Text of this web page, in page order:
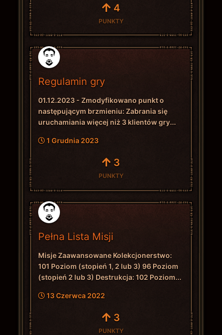
4
PUNKTY
Regulamin gry
01.12.2023 - Zmodyfikowano punkt o
następującym brzmieniu: Zabrania się
uruchamiania więcej niż 3 klientów gry...
1 Grudnia 2023
3
PUNKTY
Pełna Lista Misji
Misje Zaawansowane Kolekcjonerstwo:
101 Poziom (stopień 1, 2 lub 3) 96 Poziom
(stopień 2 lub 3) Destrukcja: 102 Poziom...
13 Czerwca 2022
3
PUNKTY